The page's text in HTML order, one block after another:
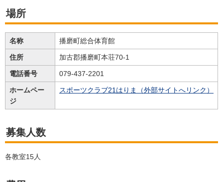
場所
名称 播磨町総合体育館
住所 加古郡播磨町本荘70-1
電話番号 079-437-2201
ホームペー
ジ
スポーツクラブ21はりま（外部サイトへリンク）
募集人数
各教室15人